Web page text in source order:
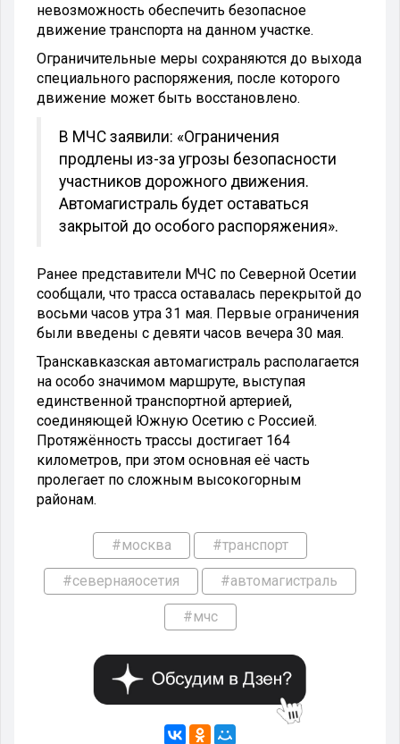
невозможность обеспечить безопасное
движение транспорта на данном участке.
Ограничительные меры сохраняются до выхода
специального распоряжения, после которого
движение может быть восстановлено.
В МЧС заявили: «Ограничения
продлены из-за угрозы безопасности
участников дорожного движения.
Автомагистраль будет оставаться
закрытой до особого распоряжения».
Ранее представители МЧС по Северной Осетии
сообщали, что трасса оставалась перекрытой до
восьми часов утра 31 мая. Первые ограничения
были введены с девяти часов вечера 30 мая.
Транскавказская автомагистраль располагается
на особо значимом маршруте, выступая
единственной транспортной артерией,
соединяющей Южную Осетию с Россией.
Протяжённость трассы достигает 164
километров, при этом основная её часть
пролегает по сложным высокогорным
районам.
#москва #транспорт
#севернаяосетия #автомагистраль
#мчс